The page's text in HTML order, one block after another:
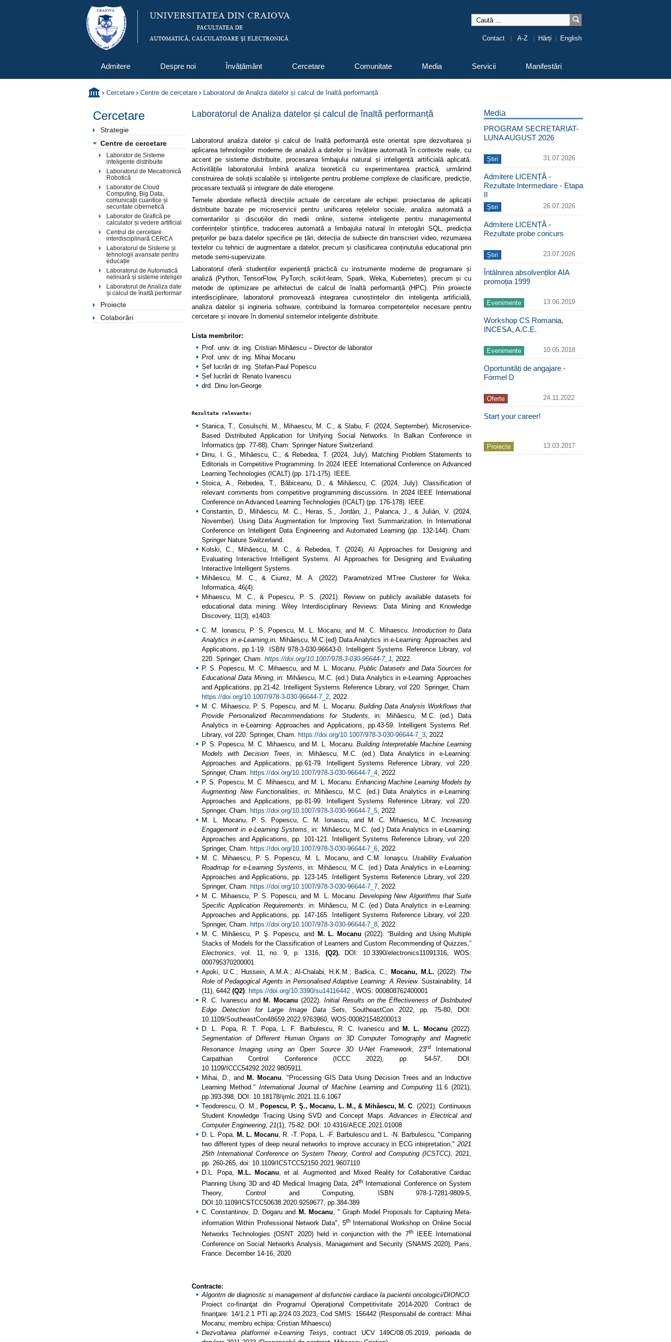
Contact A-Z Hărți English
Admitere Despre noi Învățământ Cercetare Comunitate Media Servicii Manifestări
Cercetare Centre de cercetare Laboratorul de Analiza datelor și calcul de înaltă performanță
Cercetare
Strategie
Centre de cercetare
Laborator de Sisteme
inteligente distribuite
Laboratorul de Mecatronică și
Robotică
Laborator de Cloud
Computing, Big Data,
comunicații cuantice și
securitate cibernetică
Laborator de Grafică pe
calculator și vedere artificială
Centrul de cercetare
interdisciplinară CERCA
Laboratorul de Sisteme și
tehnologii avansate pentru
educație
Laboratorul de Automatică
neliniară și sisteme inteligente
Laboratorul de Analiza datelor
și calcul de înaltă performanță
Proiecte
Colaborări
Laboratorul de Analiza datelor și calcul de înaltă performanță
Laboratorul analiza datelor și calcul de înaltă performanță este orientat spre dezvoltarea și
aplicarea tehnologiilor moderne de analiză a datelor și învățare automată în contexte reale, cu
accent pe sisteme distribuite, procesarea limbajului natural și inteligență artificială aplicată.
Activitățile laboratorului îmbină analiza teoretică cu experimentarea practică, urmărind
construirea de soluții scalabile și inteligente pentru probleme complexe de clasificare, predicție,
procesare textuală și integrare de date eterogene.
Temele abordate reflectă direcțiile actuale de cercetare ale echipei: proiectarea de aplicații
distribuite bazate pe microservicii pentru unificarea rețelelor sociale, analiza automată a
comentariilor și discuțiilor din medii online, sisteme inteligente pentru managementul
conferințelor științifice, traducerea automată a limbajului natural în interogări SQL, predicția
prețurilor pe baza datelor specifice pe țări, detecția de subiecte din transcrieri video, rezumarea
textelor cu tehnici de augmentare a datelor, precum și clasificarea conținutului educațional prin
metode semi-supervizate.
Laboratorul oferă studenților experiență practică cu instrumente moderne de programare și
analiză (Python, TensorFlow, PyTorch, scikit-learn, Spark, Weka, Kubernetes), precum și cu
metode de optimizare pe arhitecturi de calcul de înaltă performanță (HPC). Prin proiecte
interdisciplinare, laboratorul promovează integrarea cunoștințelor din inteligența artificială,
analiza datelor și ingineria software, contribuind la formarea competențelor necesare pentru
cercetare și inovare în domeniul sistemelor inteligente distribuite.
Lista membrilor:
Prof. univ. dr. ing. Cristian Mihăescu – Director de laborator
Prof. univ. dr. ing. Mihai Mocanu
Șef lucrări dr. ing. Ștefan-Paul Popescu
Șef lucrări dr. Renato Ivanescu
drd. Dinu Ion-George
Rezultate relevante:
Stanica, T., Cosulschi, M., Mihaescu, M. C., & Slabu, F. (2024, September). Microservice-
Based Distributed Application for Unifying Social Networks. In Balkan Conference in
Informatics (pp. 77-88). Cham: Springer Nature Switzerland.
Dinu, I. G., Mihăescu, C., & Rebedea, T. (2024, July). Matching Problem Statements to
Editorials in Competitive Programming. In 2024 IEEE International Conference on Advanced
Learning Technologies (ICALT) (pp. 171-175). IEEE.
Stoica, A., Rebedea, T., Băbiceanu, D., & Mihăescu, C. (2024, July). Classification of
relevant comments from competitive programming discussions. In 2024 IEEE International
Conference on Advanced Learning Technologies (ICALT) (pp. 176-178). IEEE.
Constantin, D., Mihăescu, M. C., Heras, S., Jordán, J., Palanca, J., & Julián, V. (2024,
November). Using Data Augmentation for Improving Text Summarization. In International
Conference on Intelligent Data Engineering and Automated Learning (pp. 132-144). Cham:
Springer Nature Switzerland.
Kolski, C., Mihăescu, M. C., & Rebedea, T. (2024). AI Approaches for Designing and
Evaluating Interactive Intelligent Systems. AI Approaches for Designing and Evaluating
Interactive Intelligent Systems.
Mihăescu, M. C., & Ciurez, M. A. (2022). Parametrized MTree Clusterer for Weka.
Informatica, 46(4).
Mihaescu, M. C., & Popescu, P. S. (2021). Review on publicly available datasets for
educational data mining. Wiley Interdisciplinary Reviews: Data Mining and Knowledge
Discovery, 11(3), e1403.
C. M. Ionascu, P. S. Popescu, M. L. Mocanu, and M. C. Mihaescu. Introduction to Data
Analytics in e-Learning, in: Mihăescu, M.C.(ed) Data Analytics in e-Learning: Approaches and
Applications, pp.1-19. ISBN 978-3-030-96643-0, Intelligent Systems Reference Library, vol
220. Springer, Cham. https://doi.org/10.1007/978-3-030-96644-7_1
2022
P. S. Popescu, M. C. Mihaescu, and M. L. Mocanu.Public Datasets and Data Sources for
Educational Data Mining, in: Mihăescu, M.C. (ed.) Data Analytics in e-Learning: Approaches
and Applications, pp.21-42. Intelligent Systems Reference Library, vol 220. Springer, Cham.
https://doi.org/10.1007/978-3-030-96644-7_2 , 2022
M. C. Mihaescu, P. S. Popescu, and M. L. Mocanu. Building Data Analysis Workflows that
Provide Personalized Recommendations for Students , in: Mihăescu, M.C. (ed.) Data
Analytics in e-Learning: Approaches and Applications, pp.43-59. Intelligent Systems Ref.
Library, vol 220. Springer, Cham. https://doi.org/10.1007/978-3-030-96644-7_3 , 2022
P. S. Popescu, M. C. Mihaescu, and M. L. Mocanu.Building Interpretable Machine Learning
Models with Decision Trees , in: Mihăescu, M.C. (ed.) Data Analytics in e-Learning:
Approaches and Applications, pp.61-79. Intelligent Systems Reference Library, vol 220.
Springer, Cham. https://doi.org/10.1007/978-3-030-96644-7_4 , 2022
P. S. Popescu, M. C. Mihaescu, and M. L. Mocanu. Enhancing Machine Learning Models by
Augmenting New Functionalities , in: Mihăescu, M.C. (ed.) Data Analytics in e-Learning:
Approaches and Applications, pp.81-99. Intelligent Systems Reference Library, vol 220.
Springer, Cham. https://doi.org/10.1007/978-3-030-96644-7_5 , 2022
M. L. Mocanu, P. S. Popescu, C. M. Ionascu, and M. C. Mihaescu, M.C. Increasing
Engagement in e-Learning Systems , in: Mihăescu, M.C. (ed.) Data Analytics in e-Learning:
Approaches and Applications, pp. 101-121. Intelligent Systems Reference Library, vol 220.
Springer, Cham. https://doi.org/10.1007/978-3-030-96644-7_6 , 2022
M. C. Mihaescu, P. S. Popescu, M. L. Mocanu, and C.M. Ionaşcu. Usability Evaluation
Roadmap for e-Learning Systems , in: Mihăescu, M.C. (ed.) Data Analytics in e-Learning:
Approaches and Applications, pp. 123-145. Intelligent Systems Reference Library, vol 220.
Springer, Cham. https://doi.org/10.1007/978-3-030-96644-7_7 , 2022
M. C. Mihaescu, P. S. Popescu, and M. L. Mocanu.Developing New Algorithms that Suite
Specific Application Requirements . in: Mihăescu, M.C. (ed.) Data Analytics in e-Learning:
Approaches and Applications, pp. 147-165. Intelligent Systems Reference Library, vol 220.
Springer, Cham. https://doi.org/10.1007/978-3-030-96644-7_8 , 2022
M. C. Mihăescu, P. Ş. Popescu, and M. L. Mocanu (2022). “Building and Using Multiple
Stacks of Models for the Classification of Learners and Custom Recommending of Quizzes,”
Electronics , vol. 11, no. 9, p. 1316, (Q2). DOI: 10.3390/electronics11091316, WOS:
000795370200001
Apoki, U.C.; Hussein, A.M.A.; Al-Chalabi, H.K.M.; Badica, C.;Mocanu, M.L. (2022). The
Role of Pedagogical Agents in Personalised Adaptive Learning: A Review. Sustainability, 14
(11), 6442 (Q2) https://doi.org/10.3390/su14116442 , WOS: 000808762400001
R. C. Ivanescu andM. Mocanu (2022). Initial Results on the Effectiveness of Distributed
Edge Detection for Large Image Data Sets , SoutheastCon 2022, pp. 75-80, DOI:
10.1109/SoutheastCon48659.2022.9763960, WOS:000821548200013
D. L. Popa, R. T. Popa, L. F. Barbulescu, R. C. Ivanescu andM. L. Mocanu (2022).
Segmentation of Different Human Organs on 3D Computer Tomography and Magnetic
Resonance Imaging using an Open Source 3D U-Net Framework , 23rd
International
Carpathian Control Conference (ICCC 2022), pp. 54-57, DOI:
10.1109/ICCC54292.2022.9805911.
Mihai, D., and M. Mocanu . "Processing GIS Data Using Decision Trees and an Inductive
Learning Method." International Journal of Machine Learning and Computing 11.6 (2021),
pp.393-398, DOI: 10.18178/ijmlc.2021.11.6.1067
Teodorescu, O. M.,
Popescu, P. Ş., Mocanu, L. M., & Mihăescu, M. C . (2021). Continuous
Student Knowledge Tracing Using SVD and Concept Maps. Advances in Electrical and
Computer Engineering 21(1), 75-82. DOI: 10.4316/AECE.2021.01008
D. L. Popa,
M. L. Mocanu , R. -T. Popa, L. -F. Barbulescu and L. -N. Barbulescu, "Comparing
two different types of deep neural networks to improve accuracy in ECG intepretation," 2021
25th International Conference on System Theory, Control and Computing (ICSTCC) , 2021,
pp. 260-265, doi: 10.1109/ICSTCC52150.2021.9607110
D.L. Popa,
M.L. Mocanu , et al. Augmented and Mixed Reality for Collaborative Cardiac
Planning Using 3D and 4D Medical Imaging Data, 24th
International Conference on System
Theory, Control and Computing, ISBN 978-1-7281-9809-5,
DOI:10.1109/ICSTCC50638.2020.9259677, pp.384-389
C. Constantinov, D. Dogaru and M. Mocanu, " Graph Model Proposals for Capturing Meta-
information Within Professional Network Data", 5thInternational Workshop on Online Social
Networks Technologies (OSNT 2020) held in conjunction with the 7thIEEE International
Conference on Social Networks Analysis, Management and Security (SNAMS 2020), Paris,
France. December 14-16, 2020
Contracte:
Algoritm de diagnostic si management al disfunctiei cardiace la pacientii oncologici/DIONCO
Proiect co-finanţat din Programul Operaţional Competitivitate 2014-2020. Contract de
finanţare: 14/1.2.1 PTI ap.2/24.03.2023, Cod SMIS: 156442 (Responsabil de contract: Mihai
Mocanu; membru echipa: Cristian Mihaescu)
Dezvoltarea platformei e-Learning Tesys , contract UCV 149C/08.05.2019, perioada de
Media
PROGRAM SECRETARIAT-
LUNA AUGUST 2026
Știri 31.07.2026
Admitere LICENȚĂ -
Rezultate Intermediare - Etapa
II
Știri 26.07.2026
Admitere LICENȚĂ -
Rezultate probe concurs
Știri 23.07.2026
Întâlnirea absolvenților AIA
promoția 1999
Evenimente 13.06.2019
Workshop CS Romania,
INCESA, A.C.E.
Evenimente 10.05.2018
Oportunități de angajare -
Formel D
Oferte 24.11.2022
Start your career!
Proiecte 13.03.2017